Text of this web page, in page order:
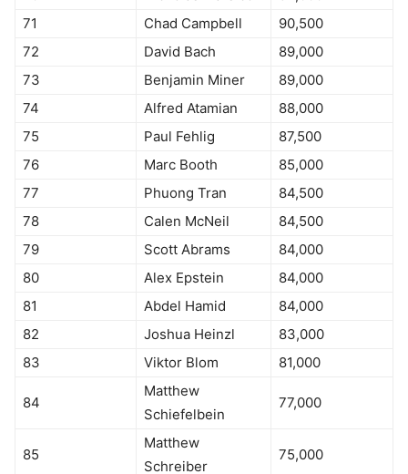
71
Chad Campbell
90,500
72
David Bach
89,000
73
Benjamin Miner
89,000
74
Alfred Atamian
88,000
75
Paul Fehlig
87,500
76
Marc Booth
85,000
77
Phuong Tran
84,500
78
Calen McNeil
84,500
79
Scott Abrams
84,000
80
Alex Epstein
84,000
81
Abdel Hamid
84,000
82
Joshua Heinzl
83,000
83
Viktor Blom 81,000
84
Matthew
Schiefelbein
77,000
85
Matthew
Schreiber
75,000